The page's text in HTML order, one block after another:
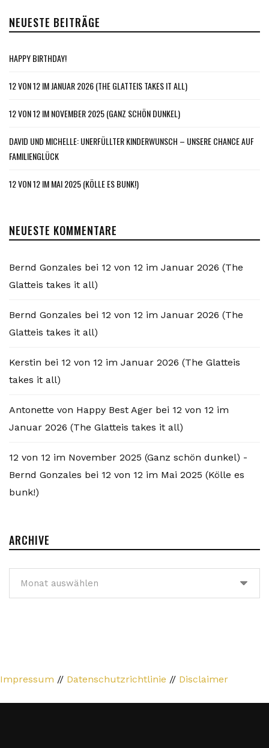
NEUESTE BEITRÄGE
HAPPY BIRTHDAY!
12 VON 12 IM JANUAR 2026 (THE GLATTEIS TAKES IT ALL)
12 VON 12 IM NOVEMBER 2025 (GANZ SCHÖN DUNKEL)
DAVID UND MICHELLE: UNERFÜLLTER KINDERWUNSCH – UNSERE CHANCE AUF
FAMILIENGLÜCK
12 VON 12 IM MAI 2025 (KÖLLE ES BUNK!)
NEUESTE KOMMENTARE
Bernd Gonzales bei 12 von 12 im Januar 2026 (The
Glatteis takes it all)
Bernd Gonzales bei 12 von 12 im Januar 2026 (The
Glatteis takes it all)
Kerstin bei 12 von 12 im Januar 2026 (The Glatteis
takes it all)
Antonette von Happy Best Ager bei 12 von 12 im
Januar 2026 (The Glatteis takes it all)
12 von 12 im November 2025 (Ganz schön dunkel) -
Bernd Gonzales bei 12 von 12 im Mai 2025 (Kölle es
bunk!)
ARCHIVE
Impressum // Datenschutzrichtlinie // Disclaimer